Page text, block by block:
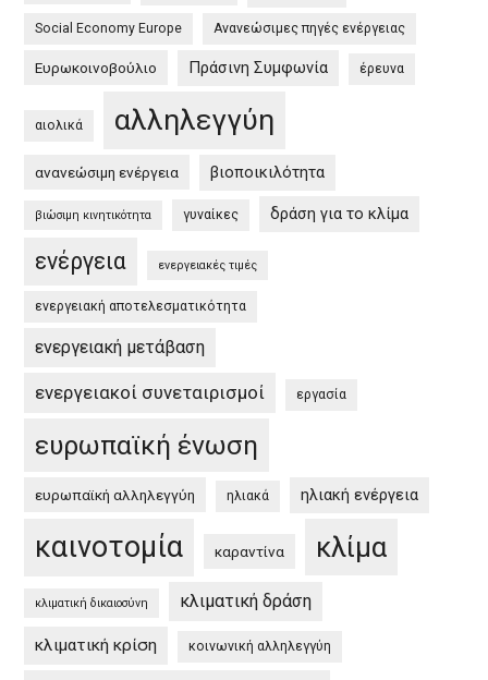
Συμφωνία
στην
και
Ελλάδα
Green
Green
Social Economy Europe Ανανεώσιμες πηγές ενέργειας
Ευρωκοινοβούλιο Πράσινη Συμφωνία έρευνα
αιολικά αλληλεγγύη
ανανεώσιμη ενέργεια βιοποικιλότητα
βιώσιμη κινητικότητα γυναίκες δράση για το κλίμα
ενέργεια ενεργειακές τιμές
ενεργειακή αποτελεσματικότητα
ενεργειακή μετάβαση
ενεργειακοί συνεταιρισμοί εργασία
ευρωπαϊκή ένωση
ευρωπαϊκή αλληλεγγύη ηλιακά ηλιακή ενέργεια
καινοτομία καραντίνα κλίμα
κλιματική δικαιοσύνη κλιματική δράση
κλιματική κρίση κοινωνική αλληλεγγύη